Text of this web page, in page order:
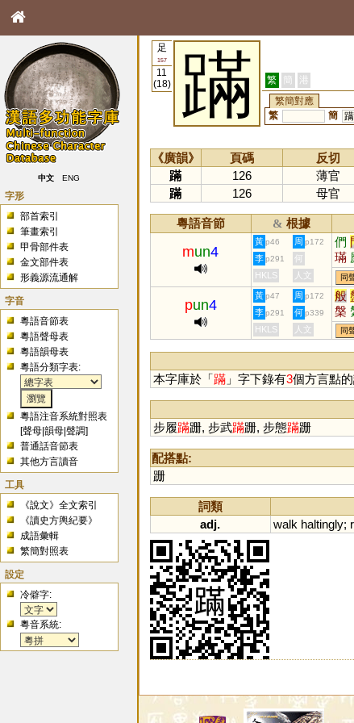
中文 ENG
字形
部首索引
筆畫索引
甲骨部件表
金文部件表
形義源流通解
字音
粵語音節表
粵語聲母表
粵語韻母表
粵語分類字表:
粵語注音系統對照表
[聲母 |韻母 |聲調]
普通話音節表
其他方言讀音
工具
《說文》全文索引
《讀史方輿紀要》
成語彙輯
繁簡對照表
設定
冷僻字:
粵音系統:
足
157
11
(18)
蹣 繁 簡 港
繁簡對應
繁
簡 蹒
《廣韻》 頁碼 反切
蹣
126
薄官
蹣
126 母官
粵語音節 & 根據
mun4
黃 p46 周 p172 們
璊
李 p291
何
HKLS
人文 同
pun4
黃 p47 周 p172 般
槃
幋
李 p291 何 p339
HKLS 人文 同
本字庫於「蹣」字下錄有3個方言點
步履蹣跚, 步武蹣跚, 步態蹣跚
配搭點:
跚
詞類
adj.
walk haltingly;